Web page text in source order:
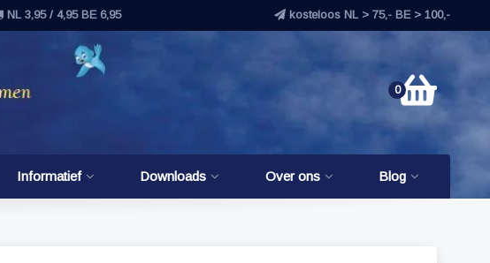
NL 3,95 / 4,95 BE 6,95 kosteloos NL > 75,- BE > 100,-
0
Informatief Downloads Over ons Blog